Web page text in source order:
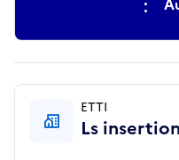
ETTI
Ls insertion